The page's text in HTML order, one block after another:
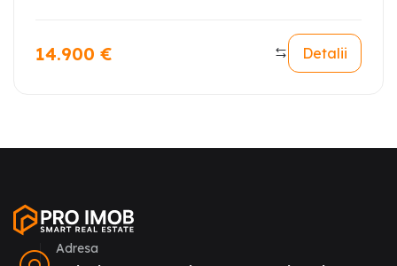
14.900 € Detalii
Adresa